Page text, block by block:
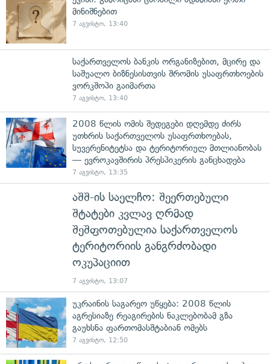
მინიშნებით
7 აგვისტო, 13:40
საქართველოს ბანკის ორგანიზებით, მცირე და
საშუალო ბიზნესისთვის შრომის უსაფრთხოების
ვორკშოპი გაიმართა
7 აგვისტო, 13:40
2008 წლის ომის შედეგები დღემდე ძირს
უთხრის საქართველოს უსაფრთხოებას,
სუვერენიტეტსა და ტერიტორიულ მთლიანობას
— ევროკავშირის პრესპიკერის განცხადება
7 აგვისტო, 13:35
აშშ-ის საელჩო: შეერთებული
შტატები კვლავ ღრმად
შეშფოთებულია საქართველოს
ტერიტორიის განგრძობადი
ოკუპაციით
7 აგვისტო, 13:07
უკრაინის საგარეო უწყება: 2008 წლის
აგრესიაზე რეაგირების ნაკლებობამ გზა
გაუხსნა ფართომასშტაბიან ომებს
7 აგვისტო, 12:50